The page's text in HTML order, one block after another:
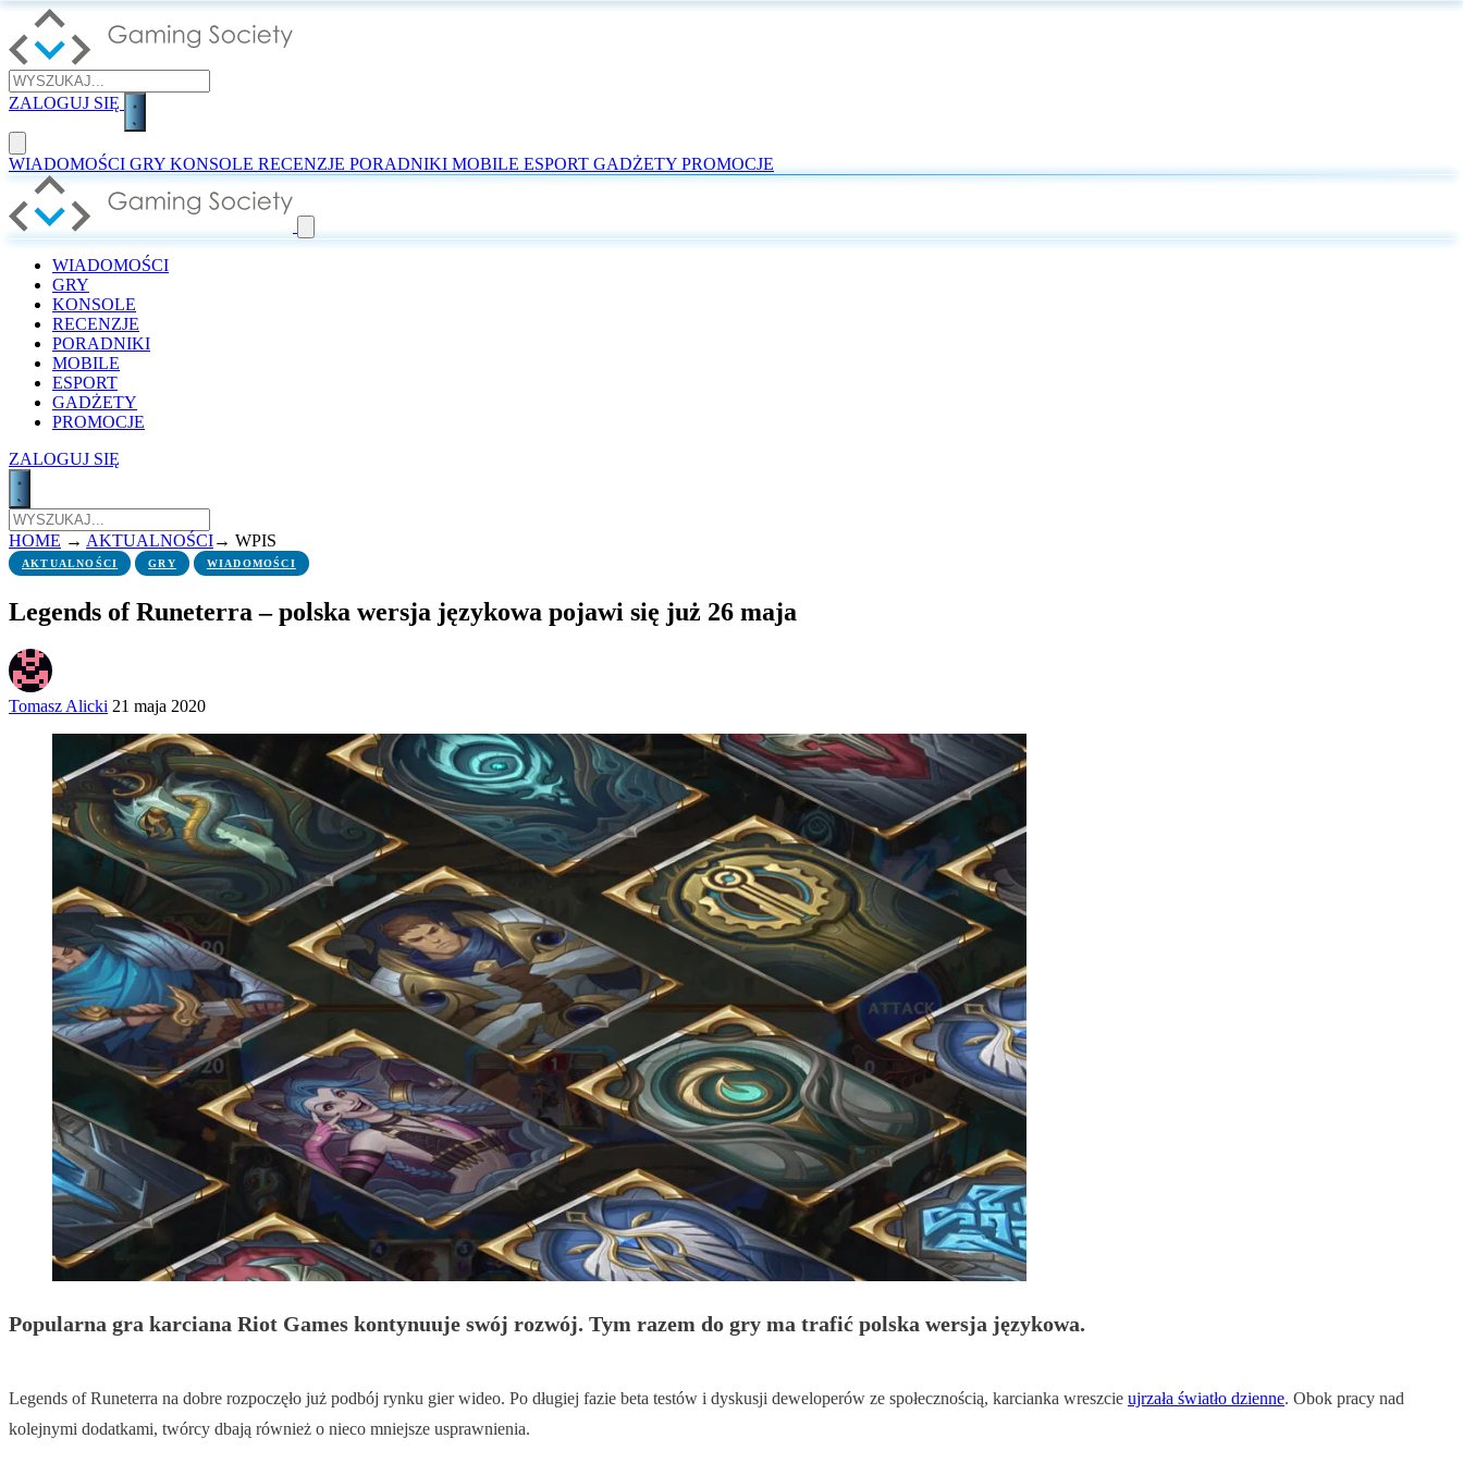
ZALOGUJ SIĘ
WIADOMOŚCI GRY KONSOLE RECENZJE PORADNIKI MOBILE ESPORT GADŻETY PROMOCJE
WIADOMOŚCI
GRY
KONSOLE
RECENZJE
PORADNIKI
MOBILE
ESPORT
GADŻETY
PROMOCJE
ZALOGUJ SIĘ
HOME → AKTUALNOŚCI→ WPIS
AKTUALNOŚCI GRY WIADOMOŚCI
Legends of Runeterra – polska wersja językowa pojawi się już 26 maja
Tomasz Alicki 21 maja 2020
Popularna gra karciana Riot Games kontynuuje swój rozwój. Tym razem do gry ma trafić polska wersja językowa.
Legends of Runeterra na dobre rozpoczęło już podbój rynku gier wideo. Po długiej fazie beta testów i dyskusji deweloperów ze społecznością, karcianka wreszcie ujrzała światło dzienne. Obok pracy nad
kolejnymi dodatkami, twórcy dbają również o nieco mniejsze usprawnienia.